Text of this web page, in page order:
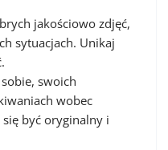
jakościowo zdjęć,
sytuacjach. Unikaj
swoich
wobec
się być oryginalny i